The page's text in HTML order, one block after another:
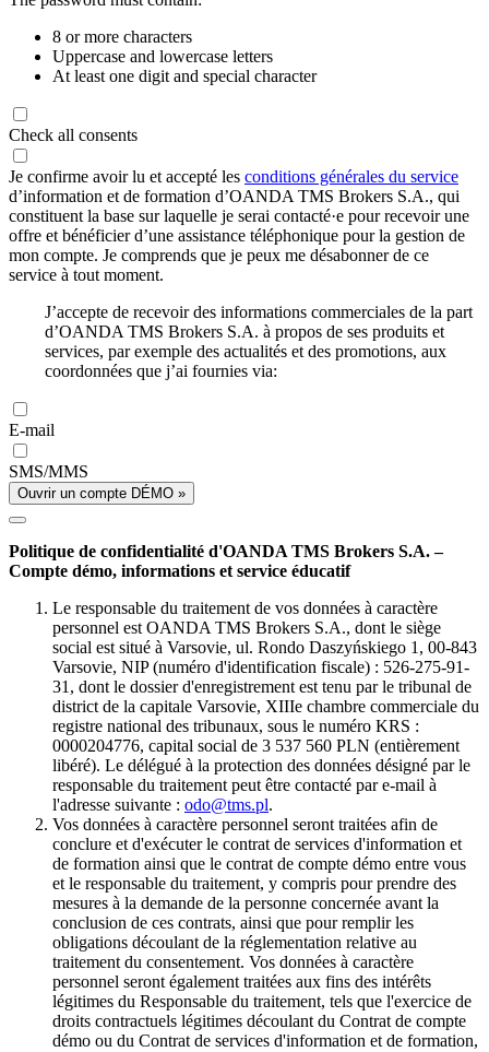
8 or more characters
Uppercase and lowercase letters
At least one digit and special character
Check all consents
Je confirme avoir lu et accepté les conditions générales du service
d’information et de formation d’OANDA TMS Brokers S.A., qui
constituent la base sur laquelle je serai contacté·e pour recevoir une
offre et bénéficier d’une assistance téléphonique pour la gestion de
mon compte. Je comprends que je peux me désabonner de ce
service à tout moment.
J’accepte de recevoir des informations commerciales de la part
d’OANDA TMS Brokers S.A. à propos de ses produits et
services, par exemple des actualités et des promotions, aux
coordonnées que j’ai fournies via:
E-mail
SMS/MMS
Ouvrir un compte DÉMO »
Politique de confidentialité d'OANDA TMS Brokers S.A. –
Compte démo, informations et service éducatif
Le responsable du traitement de vos données à caractère
personnel est OANDA TMS Brokers S.A., dont le siège
social est situé à Varsovie, ul. Rondo Daszyńskiego 1, 00-843
Varsovie, NIP (numéro d'identification fiscale) : 526-275-91-
31, dont le dossier d'enregistrement est tenu par le tribunal de
district de la capitale Varsovie, XIIIe chambre commerciale du
registre national des tribunaux, sous le numéro KRS :
0000204776, capital social de 3 537 560 PLN (entièrement
libéré). Le délégué à la protection des données désigné par le
responsable du traitement peut être contacté par e-mail à
l'adresse suivante : odo@tms.pl.
Vos données à caractère personnel seront traitées afin de
conclure et d'exécuter le contrat de services d'information et
de formation ainsi que le contrat de compte démo entre vous
et le responsable du traitement, y compris pour prendre des
mesures à la demande de la personne concernée avant la
conclusion de ces contrats, ainsi que pour remplir les
obligations découlant de la réglementation relative au
traitement du consentement. Vos données à caractère
personnel seront également traitées aux fins des intérêts
légitimes du Responsable du traitement, tels que l'exercice de
droits contractuels légitimes découlant du Contrat de compte
démo ou du Contrat de services d'information et de formation,